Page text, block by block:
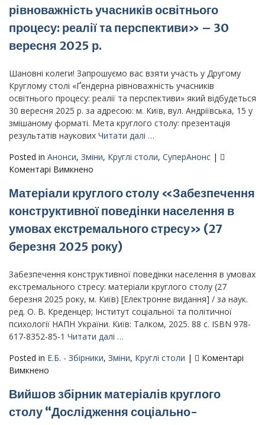
Круглий
стіл
«Проблеми
розвитку
особистості
в
освітньому
просторі»
–
21.10.2025
рівноважність учасників освітнього
процесу: реалії та перспективи» – 30
вересня 2025 р.
Шановні колеги! Запрошуємо вас взяти участь у Другому
Круглому столі «Ґендерна рівноважність учасників
освітнього процесу: реалії та перспективи» який відбудеться
30 вересня 2025 р. за адресою: м. Київ, вул. Андріївська, 15 у
змішаному форматі. Мета круглого столу: презентація
результатів наукових Читати далі …
Posted in Анонси, Зміни, Круглі столи, СуперАнонс |
Коментарі Вимкнено
–
II
Круглий
стіл
«Ґендерна
рівноважність
освітнього
процесу:
реалії
та
перспективи»
–
30
р.
Матеріали круглого столу «Забезпечення
конструктивної поведінки населення в
умовах екстремального стресу» (27
березня 2025 року)
Забезпечення конструктивної поведінки населення в умовах
екстремального стресу: матеріали круглого столу (27
березня 2025 року, м. Київ) [Електронне видання] / за наук.
ред. О. В. Креденцер; Інститут соціальної та політичної
психології НАПН України. Київ: Талком, 2025. 88 с. ISBN 978-
617-8352-85-1 Читати далі …
Posted in Е.Б. - Збірники, Зміни, Круглі столи |
Коментарі
Вимкнено
круглого
столу
«Забезпечення
Вийшов збірник матеріалів круглого
столу “Дослідження соціально-